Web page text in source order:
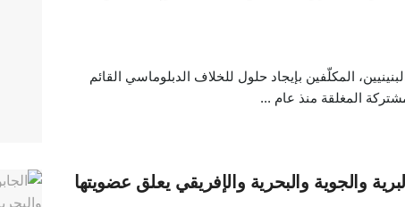
المكلّفين بإيجاد حلول للخلاف الدبلوماسي القائم
المغلقة منذ عام ...
والجوية والبحرية والإفريقي يعلق عضويتها